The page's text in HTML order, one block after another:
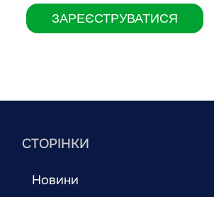
ЗАРЕЄСТРУВАТИСЯ
СТОРІНКИ
Новини